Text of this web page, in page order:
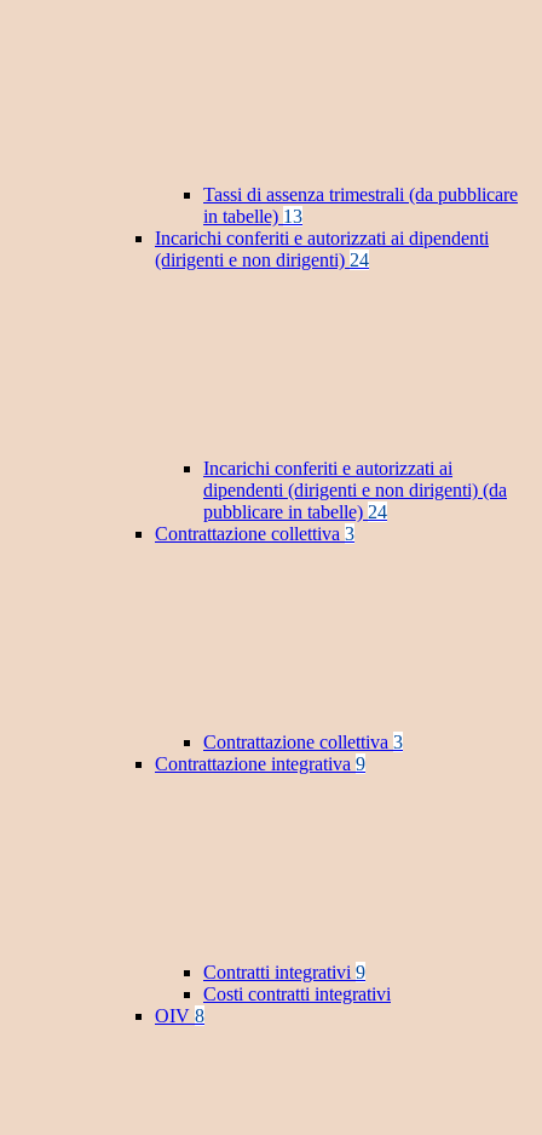
Tassi di assenza trimestrali (da pubblicare
in tabelle) 13
Incarichi conferiti e autorizzati ai dipendenti
(dirigenti e non dirigenti) 24
Incarichi conferiti e autorizzati ai
dipendenti (dirigenti e non dirigenti) (da
pubblicare in tabelle) 24
Contrattazione collettiva 3
Contrattazione collettiva 3
Contrattazione integrativa 9
Contratti integrativi 9
Costi contratti integrativi
OIV 8